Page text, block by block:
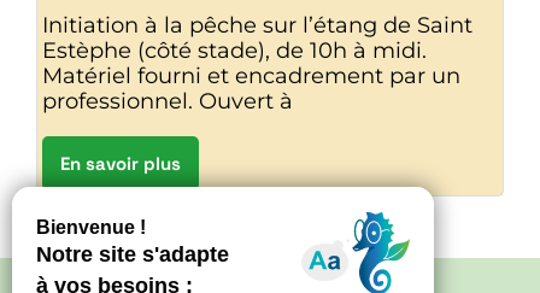
Initiation à la pêche sur l’étang de Saint
Estèphe (côté stade), de 10h à midi.
Matériel fourni et encadrement par un
professionnel. Ouvert à
En savoir plus